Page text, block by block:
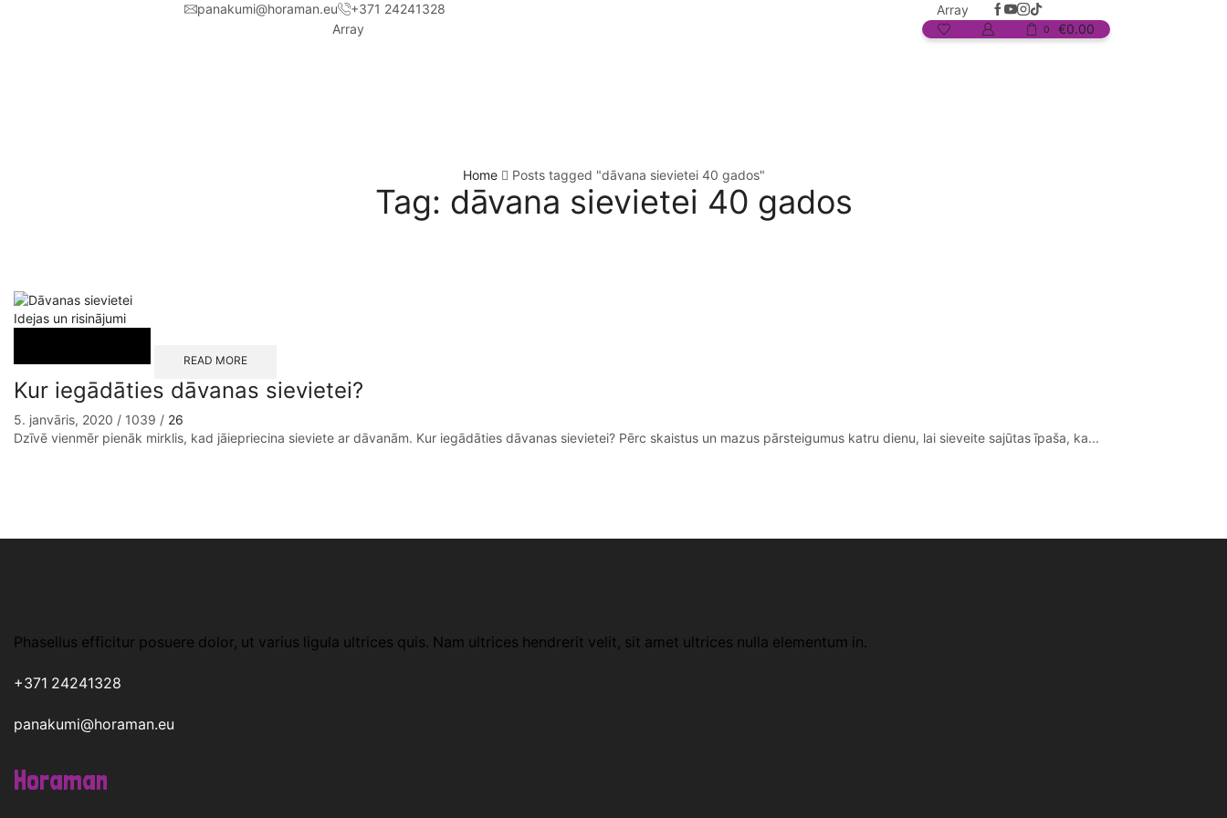
panakumi@horaman.eu +371 24241328
Array
Array
0 €0.00
Home Posts tagged "dāvana sievietei 40 gados"
Tag: dāvana sievietei 40 gados
Idejas un risinājumi
READ MORE
Kur iegādāties dāvanas sievietei?
5. janvāris, 2020 / 1039 / 26
Dzīvē vienmēr pienāk mirklis, kad jāiepriecina sieviete ar dāvanām. Kur iegādāties dāvanas sievietei? Pērc skaistus un mazus pārsteigumus katru dienu, lai sieveite sajūtas īpaša, ka...
Phasellus efficitur posuere dolor, ut varius ligula ultrices quis. Nam ultrices hendrerit velit, sit amet ultrices nulla elementum in.
+371 24241328
panakumi@horaman.eu
Horaman